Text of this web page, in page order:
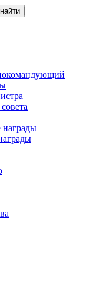
найти
награды